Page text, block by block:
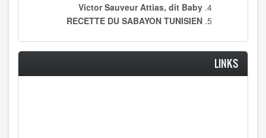
Victor Sauveur Attias, dit Baby
RECETTE DU SABAYON TUNISIEN
LINKS